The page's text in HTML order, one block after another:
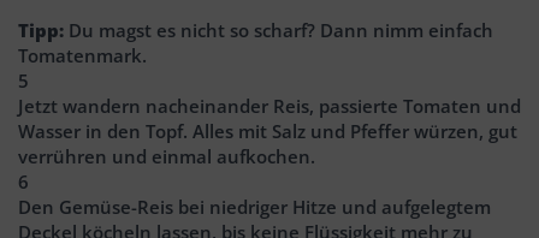
Tipp: Du magst es nicht so scharf? Dann nimm einfach
Tomatenmark.
5
Jetzt wandern nacheinander Reis, passierte Tomaten und
Wasser in den Topf. Alles mit Salz und Pfeffer würzen, gut
verrühren und einmal aufkochen.
6
Den Gemüse-Reis bei niedriger Hitze und aufgelegtem
Deckel köcheln lassen, bis keine Flüssigkeit mehr zu